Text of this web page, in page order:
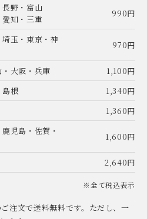
野・富山
知・三重
990円
玉・東京・神
970円
大阪・兵庫
1,100円
島根
1,340円
1,360円
児島・佐賀・
1,600円
2,640円
※全て税込表示
注文で送料無料です。ただし、一